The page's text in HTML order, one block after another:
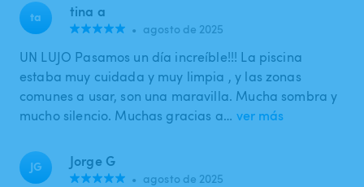
ta tina a
• agosto de 2025
UN LUJO Pasamos un día increíble!!! La piscina
estaba muy cuidada y muy limpia , y las zonas
comunes a usar, son una maravilla. Mucha sombra y
mucho silencio. Muchas gracias a… ver más
JG Jorge G
• agosto de 2025